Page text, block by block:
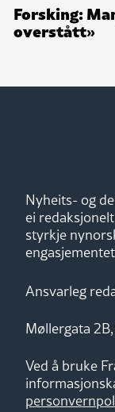
Forsking:
overstått»
Nyheits- og
ei
styrkje
Ansvarleg
Møllergata
Ved å bruke